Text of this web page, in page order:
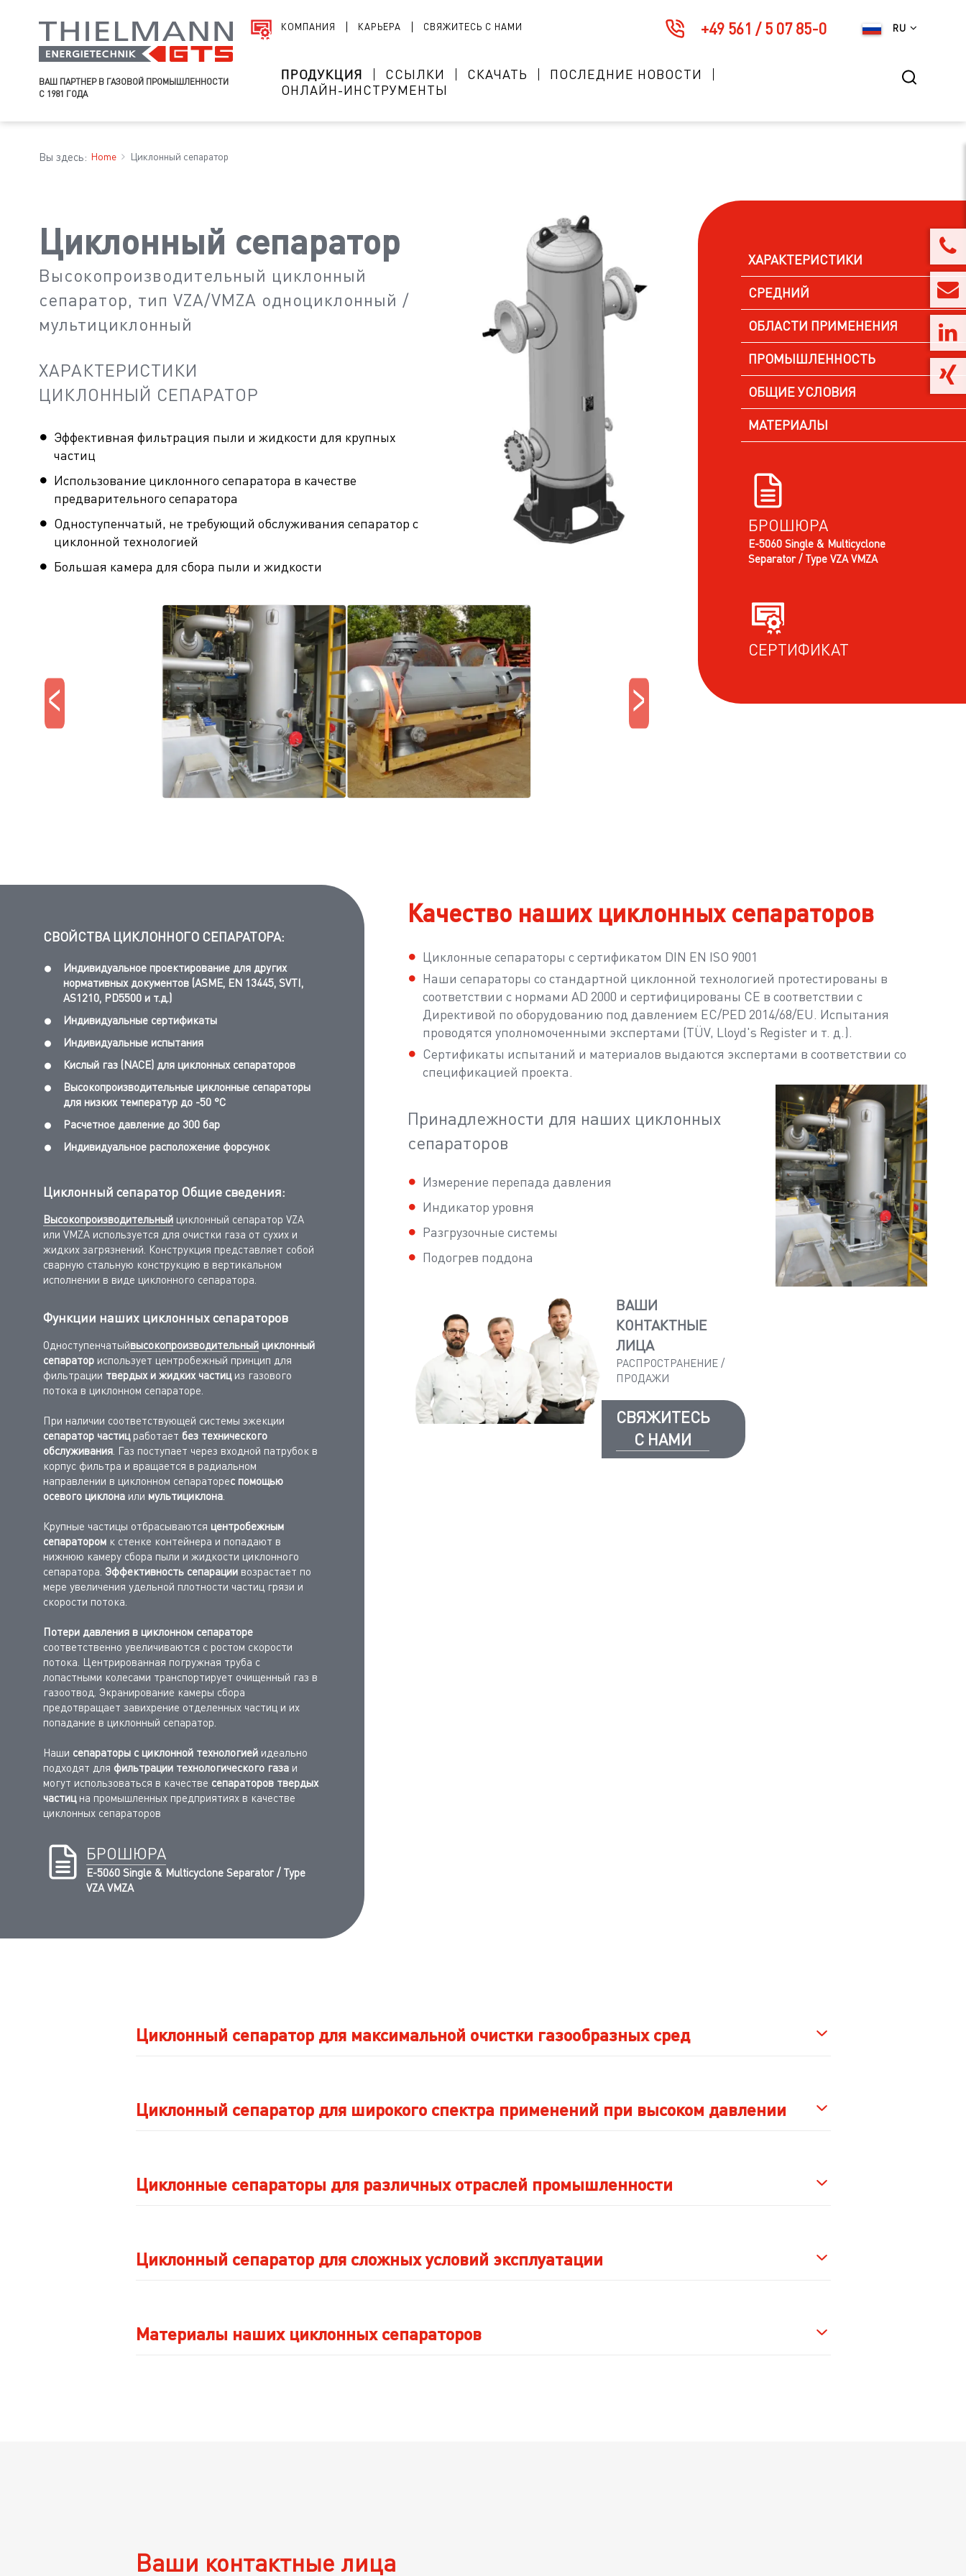
ВАШ ПАРТНЕР В ГАЗОВОЙ ПРОМЫШЛЕННОСТИ
С 1981 ГОДА
КОМПАНИЯ КАРЬЕРА СВЯЖИТЕСЬ С НАМИ RU
+49 561 / 5 07 85-0
ПРОДУКЦИЯ ССЫЛКИ СКАЧАТЬ
ПОСЛЕДНИЕ НОВОСТИ
ОНЛАЙН-ИНСТРУМЕНТЫ
Вы здесь: Home Циклонный сепаратор
Циклонный сепаратор
Высокопроизводительный циклонный
сепаратор, тип VZA/VMZA одноциклонный /
мультициклонный
ХАРАКТЕРИСТИКИ
ЦИКЛОННЫЙ СЕПАРАТОР
Эффективная фильтрация пыли и жидкости для крупных
частиц
Использование циклонного сепаратора в качестве
предварительного сепаратора
Одноступенчатый, не требующий обслуживания сепаратор с
циклонной технологией
Большая камера для сбора пыли и жидкости
< >
ХАРАКТЕРИСТИКИ
СРЕДНИЙ
ОБЛАСТИ ПРИМЕНЕНИЯ
ПРОМЫШЛЕННОСТЬ
ОБЩИЕ УСЛОВИЯ
МАТЕРИАЛЫ
БРОШЮРА
E-5060 Single & Multicyclone
Separator / Type VZA VMZA
СЕРТИФИКАТ
СВОЙСТВА ЦИКЛОННОГО СЕПАРАТОРА:
Индивидуальное проектирование для других
нормативных документов (ASME, EN 13445, SVTI,
AS1210, PD5500 и т.д.)
Индивидуальные сертификаты
Индивидуальные испытания
Кислый газ (NACE) для циклонных сепараторов
Высокопроизводительные циклонные сепараторы
для низких температур до -50 °C
Расчетное давление до 300 бар
Индивидуальное расположение форсунок
Циклонный сепаратор Общие сведения:
Высокопроизводительный циклонный сепаратор VZA
или VMZA используется для очистки газа от сухих и
жидких загрязнений. Конструкция представляет собой
сварную стальную конструкцию в вертикальном
исполнении в виде циклонного сепаратора.
Функции наших циклонных сепараторов
Одноступенчатыйвысокопроизводительный циклонный
сепаратор использует центробежный принцип для
фильтрации твердых и жидких частициз газового
потока в циклонном сепараторе.
При наличии соответствующей системы эжекции
сепаратор частиц работает без технического
обслуживания Газ поступает через входной патрубок в
корпус фильтра и вращается в радиальном
направлении в циклонном сепараторес помощью
осевого циклона или мультициклона
Крупные частицы отбрасываются центробежным
сепаратором к стенке контейнера и попадают в
нижнюю камеру сбора пыли и жидкости циклонного
сепаратора. Эффективность сепарации возрастает по
мере увеличения удельной плотности частиц грязи и
скорости потока.
Потери давления в циклонном сепараторе
соответственно увеличиваются с ростом скорости
потока. Центрированная погружная труба с
лопастными колесами транспортирует очищенный газ в
газоотвод. Экранирование камеры сбора
предотвращает завихрение отделенных частиц и их
попадание в циклонный сепаратор.
Наши сепараторы с циклонной технологией идеально
подходят для фильтрации технологического газа и
могут использоваться в качестве сепараторов твердых
частицна промышленных предприятиях в качестве
циклонных сепараторов
БРОШЮРА
E-5060 Single & Multicyclone Separator / Type
VZA VMZA
Качество наших циклонных сепараторов
Циклонные сепараторы с сертификатом DIN EN ISO 9001
Наши сепараторы со стандартной циклонной технологией протестированы в
соответствии с нормами AD 2000 и сертифицированы CE в соответствии с
Директивой по оборудованию под давлением EC/PED 2014/68/EU. Испытания
проводятся уполномоченными экспертами (TÜV, Lloyd's Register и т. д.).
Сертификаты испытаний и материалов выдаются экспертами в соответствии со
спецификацией проекта.
Принадлежности для наших циклонных
сепараторов
Измерение перепада давления
Индикатор уровня
Разгрузочные системы
Подогрев поддона
ВАШИ
КОНТАКТНЫЕ
ЛИЦА
РАСПРОСТРАНЕНИЕ /
ПРОДАЖИ
СВЯЖИТЕСЬ
С НАМИ
Циклонный сепаратор для максимальной очистки газообразных сред
Циклонный сепаратор для широкого спектра применений при высоком давлении
Циклонные сепараторы для различных отраслей промышленности
Циклонный сепаратор для сложных условий эксплуатации
Материалы наших циклонных сепараторов
Ваши контактные лица